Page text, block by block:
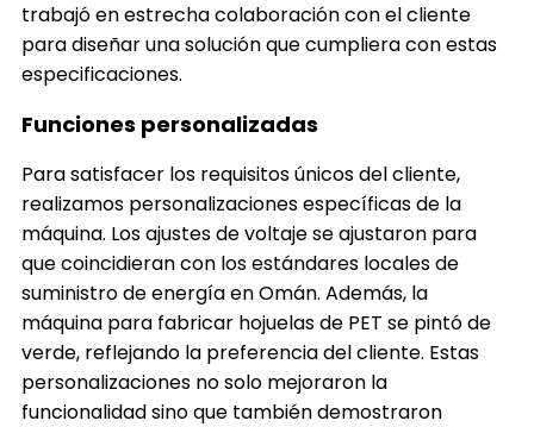
trabajó en estrecha colaboración con el cliente
para diseñar una solución que cumpliera con estas
especificaciones.
Funciones personalizadas
Para satisfacer los requisitos únicos del cliente,
realizamos personalizaciones específicas de la
máquina. Los ajustes de voltaje se ajustaron para
que coincidieran con los estándares locales de
suministro de energía en Omán. Además, la
máquina para fabricar hojuelas de PET se pintó de
verde, reflejando la preferencia del cliente. Estas
personalizaciones no solo mejoraron la
funcionalidad sino que también demostraron